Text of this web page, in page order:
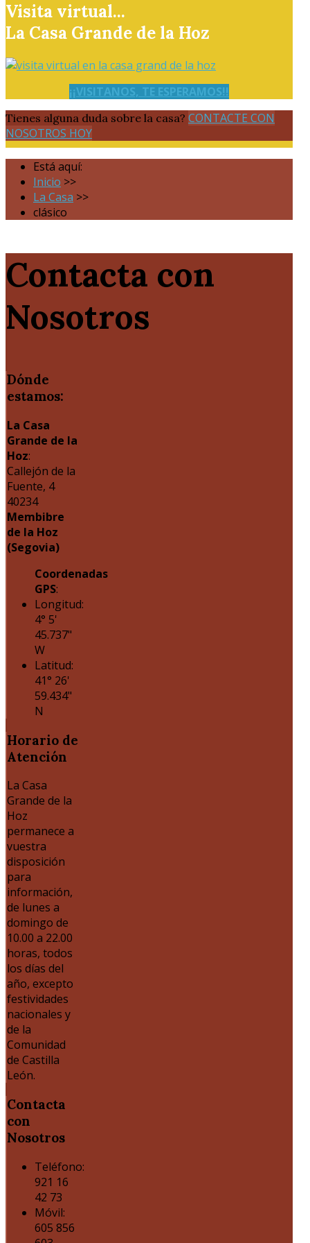
Visita virtual...
La Casa Grande de la Hoz
¡¡VISITANOS, TE ESPERAMOS!!
Tienes alguna duda sobre la casa? CONTACTE CON
NOSOTROS HOY
Está aquí:
Inicio >>
La Casa >>
clásico
Contacta con
Nosotros
Dónde
estamos:
La Casa
Grande de la
Hoz:
Callejón de la
Fuente, 4
40234
Membibre
de la Hoz
(Segovia)
Coordenadas
GPS:
Longitud:
4° 5'
45.737"
W
Latitud:
41° 26'
59.434"
N
Horario de
Atención
La Casa
Grande de la
Hoz
permanece a
vuestra
disposición
para
información,
de lunes a
domingo de
10.00 a 22.00
horas, todos
los días del
año, excepto
festividades
nacionales y
de la
Comunidad
de Castilla
León.
Contacta
con
Nosotros
Teléfono:
921 16
42 73
Móvil:
605 856